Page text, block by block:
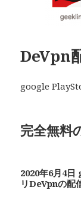
DeVpn
google
完全無料
2020年6月4
リDeVpnの配